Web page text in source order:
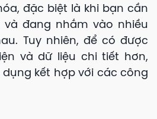
đặc biệt là khi bạn cần
và đang nhắm vào nhiều
Tuy nhiên, để có được
và dữ liệu chi tiết hơn,
kết hợp với các công